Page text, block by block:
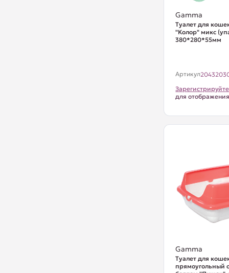
Gamma
Туалет для
"Колор" микс
380*280*55мм
Артикул
для
Gamma
Туалет для
прямоугольный